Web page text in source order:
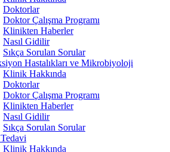
Doktorlar
Doktor Çalışma Programı
Klinikten Haberler
Nasıl Gidilir
Sıkça Sorulan Sorular
Hastalıkları ve Mikrobiyoloji
Klinik Hakkında
Doktorlar
Doktor Çalışma Programı
Klinikten Haberler
Nasıl Gidilir
Sıkça Sorulan Sorular
Klinik Hakkında